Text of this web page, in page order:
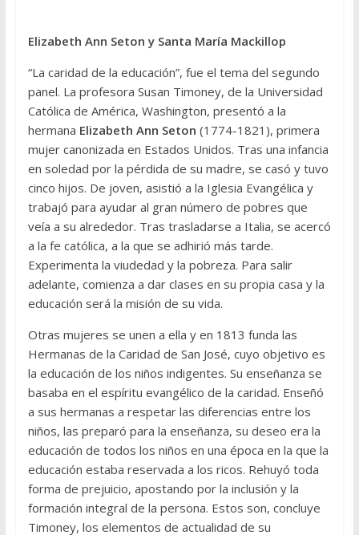
Elizabeth Ann Seton y Santa María Mackillop
“La caridad de la educación”, fue el tema del segundo
panel. La profesora Susan Timoney, de la Universidad
Católica de América, Washington, presentó a la
hermana Elizabeth Ann Seton (1774-1821), primera
mujer canonizada en Estados Unidos. Tras una infancia
en soledad por la pérdida de su madre, se casó y tuvo
cinco hijos. De joven, asistió a la Iglesia Evangélica y
trabajó para ayudar al gran número de pobres que
veía a su alrededor. Tras trasladarse a Italia, se acercó
a la fe católica, a la que se adhirió más tarde.
Experimenta la viudedad y la pobreza. Para salir
adelante, comienza a dar clases en su propia casa y la
educación será la misión de su vida.
Otras mujeres se unen a ella y en 1813 funda las
Hermanas de la Caridad de San José, cuyo objetivo es
la educación de los niños indigentes. Su enseñanza se
basaba en el espíritu evangélico de la caridad. Enseñó
a sus hermanas a respetar las diferencias entre los
niños, las preparó para la enseñanza, su deseo era la
educación de todos los niños en una época en la que la
educación estaba reservada a los ricos. Rehuyó toda
forma de prejuicio, apostando por la inclusión y la
formación integral de la persona. Estos son, concluye
Timoney, los elementos de actualidad de su